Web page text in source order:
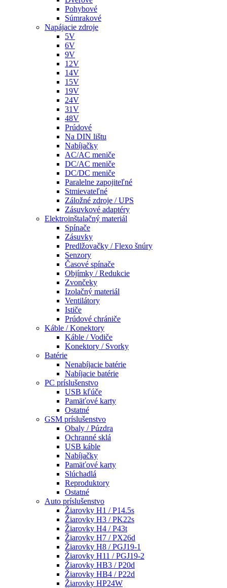
Pohybové
Súmrakové
Napájacie zdroje
5V
6V
9V
12V
14V
15V
19V
24V
31V
48V
Prúdové
Na DIN lištu
Nabíjačky
AC/AC meniče
DC/AC meniče
DC/DC meniče
Paralelne zapojiteľné
Stmievateľné
Záložné zdroje / UPS
Zásuvkové adaptéry
Elektroinštalačný materiál
Spínače
Zásuvky
Predlžovačky / Flexo šnúry
Senzory
Časové spínače
Objímky / Redukcie
Zvončeky
Izolačný materiál
Ventilátory
Ističe
Prúdové chrániče
Káble / Konektory
Káble / Vodiče
Konektory / Svorky
Batérie
Nenabíjacie batérie
Nabíjacie batérie
PC príslušenstvo
USB kľúče
Pamäťové karty
Ostatné
GSM príslušenstvo
Obaly / Púzdra
Ochranné sklá
USB káble
Nabíjačky
Pamäťové karty
Slúchadlá
Reproduktory
Ostatné
Auto príslušenstvo
Žiarovky H1 / P14.5s
Žiarovky H3 / PK22s
Žiarovky H4 / P43t
Žiarovky H7 / PX26d
Žiarovky H8 / PGJ19-1
Žiarovky H11 / PGJ19-2
Žiarovky HB3 / P20d
Žiarovky HB4 / P22d
Žiarovky HP24W